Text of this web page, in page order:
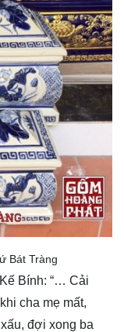
Bát Tràng
Bính: “… Cải
cha mẹ mất,
đợi xong ba